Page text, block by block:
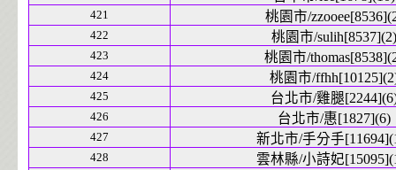
421 桃園市/
422 桃園市/sulih[8537](2)
423 桃園市/
424 桃園市/
425 台北市/雞腿
426 台北市/惠[1827](6)
427 新北市/手分手
428 雲林縣/小詩妃